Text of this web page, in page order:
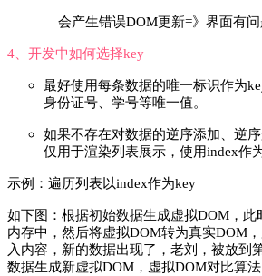
会产生错误DOM更新=》界面有问
4、开发中如何选择key
最好使用每条数据的唯一标识作为
身份证号、学号等唯一值。
如果不存在对数据的逆序添加、逆
仅用于渲染列表展示，使用index作
示例： 遍历列表以index作为key
如下图：根据初始数据生成虚拟DOM，此
内存中，然后将虚拟DOM转为真实DOM
入内容，新的数据出现了，老刘，被放到
数据生成新虚拟DOM，虚拟DOM对比算法